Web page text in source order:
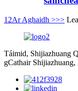
1 2Ar Aghaidh >>>
Táimid, Shijiazhuang
gCathair